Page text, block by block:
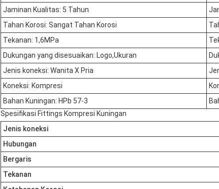
Jaminan Kualitas: 5 Tahun
Tahan Korosi: Sangat Tahan Korosi
Tekanan: 1,6MPa
Dukungan yang disesuaikan: Logo,Ukuran
Jenis koneksi: Wanita X Pria
Koneksi: Kompresi
Bahan Kuningan: HPb 57-3
Spesifikasi Fittings Kompresi Kuningan
Jenis koneksi
Hubungan
Bergaris
Tekanan